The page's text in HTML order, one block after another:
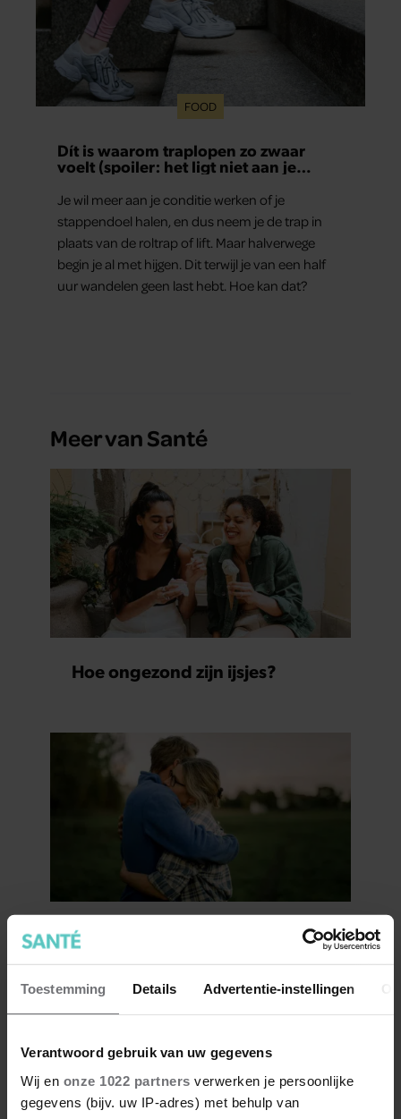
Toestemming Details Advertentie-instellingen
Verantwoord gebruik van uw gegevens
Wij en onze 1022 partners verwerken je persoonlijke
gegevens (bijv. uw IP-adres) met behulp van
FOOD
Dít is waarom traplopen zo zwaar
voelt (spoiler: het ligt niet aan je
Je wil meer aan je conditie werken of je
stappendoel halen, en dus neem je de trap in
plaats van de roltrap of lift. Maar halverwege
begin je al met hijgen. Dit terwijl je van een half
uur wandelen geen last hebt. Hoe kan dat?
Meer van Santé
Hoe ongezond zijn ijsjes?
Wat als je stiekem verliefd op